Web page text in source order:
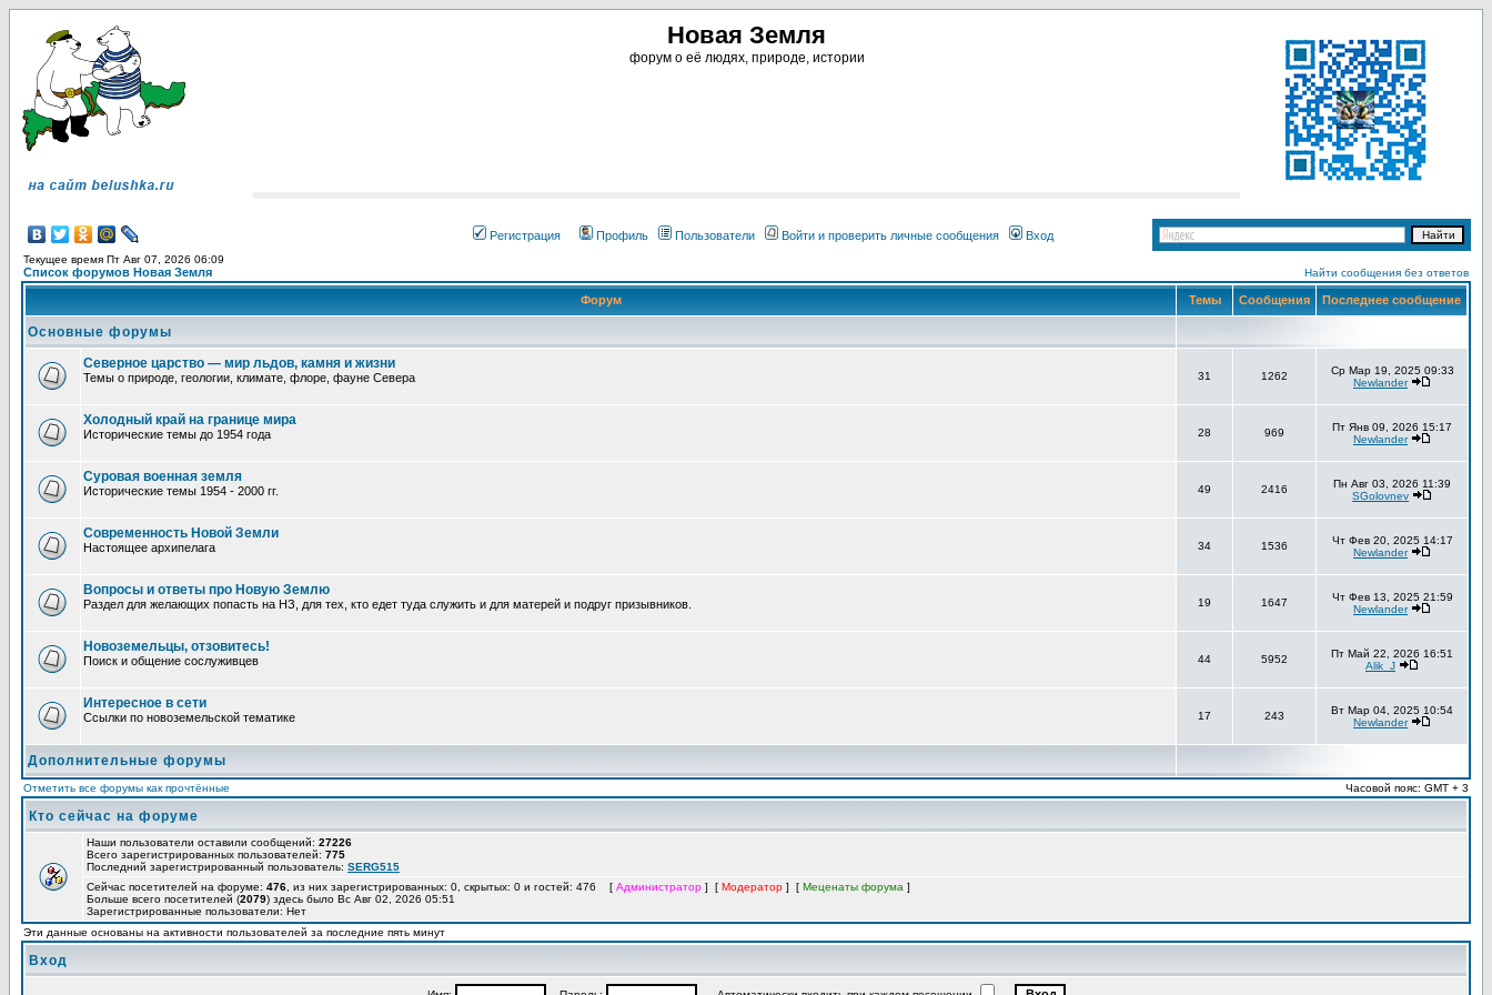
Новая Земля
форум о её людях, природе, истории
Регистрация Профиль Пользователи Войти и проверить личные сообщения Вход
Текущее время Пт Авг 07, 2026 06:09
Список форумов Новая Земля Найти сообщения без ответов
Форум Темы Сообщения Последнее сообщение
Основные форумы
Северное царство — мир льдов, камня и жизни
Темы о природе, геологии, климате, флоре, фауне Севера 31 1262
Ср Мар 19, 2025 09:33
Newlander
Холодный край на границе мира
Исторические темы до 1954 года 28 969
Пт Янв 09, 2026 15:17
Newlander
Суровая военная земля
Исторические темы 1954 - 2000 гг. 49 2416
Пн Авг 03, 2026 11:39
SGolovnev
Современность Новой Земли
Настоящее архипелага 34 1536
Чт Фев 20, 2025 14:17
Newlander
Вопросы и ответы про Новую Землю
Раздел для желающих попасть на НЗ, для тех, кто едет туда служить и для матерей и подруг призывников. 19 1647
Чт Фев 13, 2025 21:59
Newlander
Новоземельцы, отзовитесь!
Поиск и общение сослуживцев 44 5952
Пт Май 22, 2026 16:51
Alik_J
Интересное в сети
Ссылки по новоземельской тематике 17 243
Вт Мар 04, 2025 10:54
Newlander
Дополнительные форумы
Отметить все форумы как прочтённые Часовой пояс: GMT + 3
Кто сейчас на форуме
Наши пользователи оставили сообщений: 27226
Всего зарегистрированных пользователей: 775
Последний зарегистрированный пользователь: SERG515
Сейчас посетителей на форуме: 476 , из них зарегистрированных: 0, скрытых: 0 и гостей: 476 [ Администратор ] [ Модератор ] [ Меценаты форума ]
Больше всего посетителей (2079) здесь было Вс Авг 02, 2026 05:51
Зарегистрированные пользователи: Нет
Эти данные основаны на активности пользователей за последние пять минут
Вход